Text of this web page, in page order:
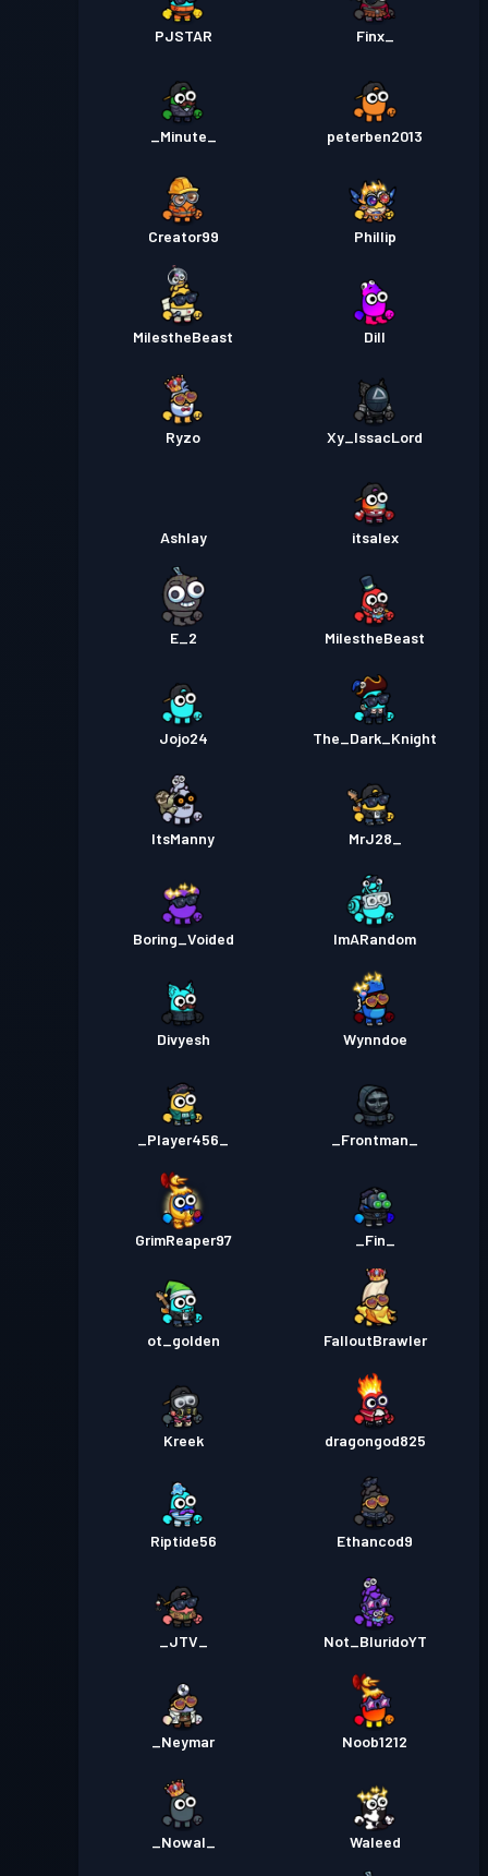
PJSTAR Finx_
_Minute_ peterben2013
Creator99 Phillip
MilestheBeast Dill
Ryzo Xy_IssacLord
Ashlay itsalex
E_2 MiIestheBeast
Jojo24 The_Dark_Knight
ItsManny MrJ28_
Boring_Voided ImARandom
Divyesh Wynndoe
_Player456_ _Frontman_
GrimReaper97 _Fin_
ot_golden FalloutBrawler
Kreek dragongod825
Riptide56 Ethancod9
_JTV_ Not_BluridoYT
_Neymar Noob1212
_Nowal_ Waleed